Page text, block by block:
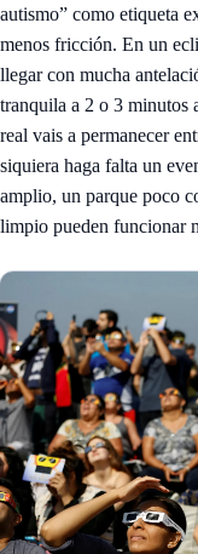
autismo” como etiqueta
menos fricción. En un
llegar con mucha
tranquila a 2 o 3 minutos
real vais a permanecer
siquiera haga falta un
amplio, un parque poco
limpio pueden funcionar